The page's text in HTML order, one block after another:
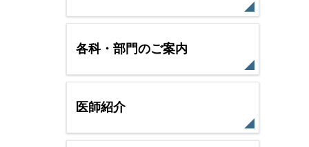
各科・部門のご案内
医師紹介